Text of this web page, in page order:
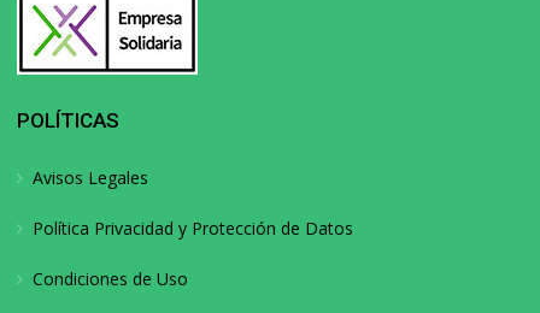
POLÍTICAS
Avisos Legales
Política Privacidad y Protección de Datos
Condiciones de Uso